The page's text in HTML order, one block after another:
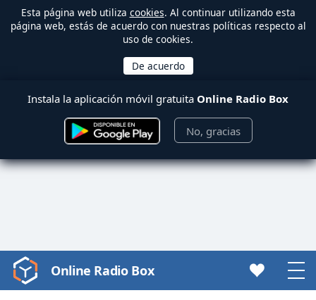
Esta página web utiliza cookies. Al continuar utilizando esta
página web, estás de acuerdo con nuestras políticas respecto al
uso de cookies.
Instala la aplicación móvil gratuita Online Radio Box
No, gracias
Video
Player
Online Radio Box